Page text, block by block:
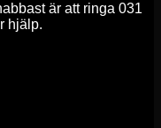
är att ringa 031
hjälp.